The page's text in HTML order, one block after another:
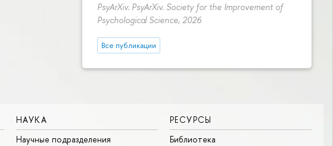
PsyArXiv. PsyArXiv. Society for the Improvement of
Psychological Science, 2026
Все публикации
НАУКА
Научные подразделения
РЕСУРСЫ
Библиотека